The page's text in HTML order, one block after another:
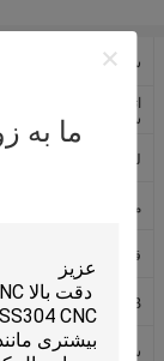
ما به
سخت افزار سفارشی
اتصال دهنده های
سخت افزار
لولا یخچال
ماشینکاری CNC با دقت
قطعات CNC آلومینیوم
PCB ترمینال پیچ
سخت افزار درب های